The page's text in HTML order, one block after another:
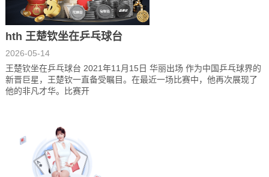
hth 王楚钦坐在乒乓球台
2026-05-14
王楚钦坐在乒乓球台 2021年11月15日 华丽出场 作为中国乒乓球界的
新晋巨星，王楚钦一直备受瞩目。在最近一场比赛中，他再次展现了
他的非凡才华。比赛开